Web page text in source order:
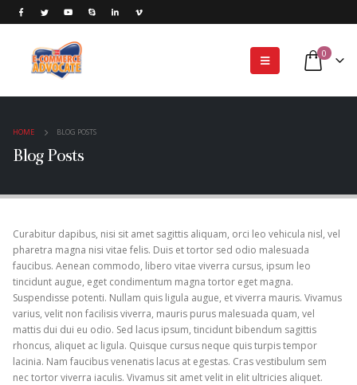
0
HOME BLOG POSTS
Blog Posts
Curabitur dapibus, nisi sit amet sagittis aliquam, orci leo vehicula nisl, vel
pharetra magna nisi vitae felis. Duis et tortor sed odio malesuada
faucibus. Aenean commodo, libero vitae viverra cursus, ipsum leo
tincidunt augue, eget condimentum magna tortor eget magna.
Suspendisse potenti. Nullam quis ligula augue, et viverra mauris. Vivamus
varius, velit non facilisis viverra, mauris purus malesuada quam, vel
mattis dui dui eu odio. Sed lacus ipsum, tincidunt bibendum sagittis
rhoncus, aliquet ac ligula. Quisque cursus neque quis turpis tempor
lacinia. Nam faucibus venenatis lacus at egestas. Cras vestibulum sem
nec tortor viverra iaculis. Vivamus sit amet velit in elit ultricies aliquet.